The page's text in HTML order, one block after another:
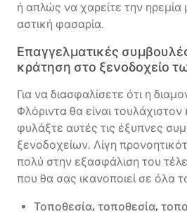
ή απλώς να χαρείτε την ηρεμία
αστική φασαρία.
Επαγγελματικές
κράτηση στο ξενοδοχείο
Για να διασφαλίσετε ότι η
Φλόριντα θα είναι
φυλάξτε αυτές τις έξυπνες
ξενοδοχείων. Λίγη
πολύ στην εξασφάλιση του
που θα σας ικανοποιεί σε όλα
Τοποθεσία, τοποθεσία,